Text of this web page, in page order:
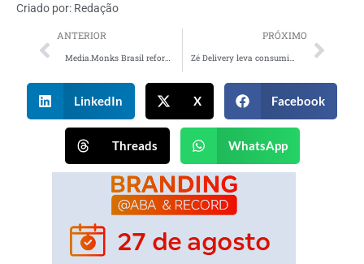
Criado por: Redação
ANTERIOR
Media.Monks Brasil reforça seu time de executivos
PRÓXIMO
Zé Delivery leva consumidor para final da Copa América em Miami
LinkedIn X Facebook
Threads WhatsApp